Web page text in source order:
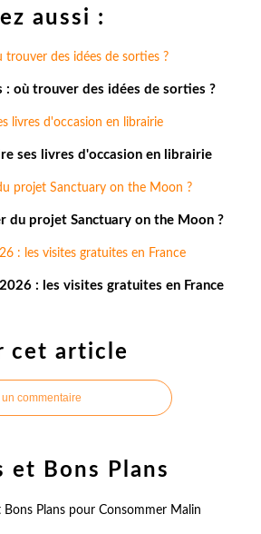
aussi :
: où trouver des idées de sorties ?
ses livres d'occasion en librairie
du projet Sanctuary on the Moon ?
: les visites gratuites en France
cet article
commentaire
et Bons Plans